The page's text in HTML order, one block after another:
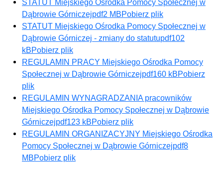
STATUT Miejskiego Ośrodka Pomocy Społecznej w
Dąbrowie Górniczejpdf2 MBPobierz plik
STATUT Miejskiego Ośrodka Pomocy Społecznej w
Dąbrowie Górniczej - zmiany do statutupdf102
kBPobierz plik
REGULAMIN PRACY Miejskiego Ośrodka Pomocy
Społecznej w Dąbrowie Górniczejpdf160 kBPobierz
plik
REGULAMIN WYNAGRADZANIA pracowników
Miejskiego Ośrodka Pomocy Społecznej w Dąbrowie
Górniczejpdf123 kBPobierz plik
REGULAMIN ORGANIZACYJNY Miejskiego Ośrodka
Pomocy Społecznej w Dąbrowie Górniczejpdf8
MBPobierz plik